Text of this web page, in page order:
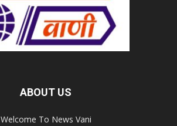
ABOUT US
Welcome To News Vani